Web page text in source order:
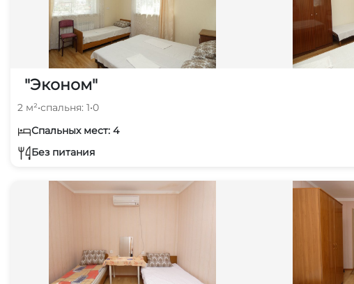
"Эконом"
2 м²•спальня: 1•0
Спальных мест: 4
Без питания